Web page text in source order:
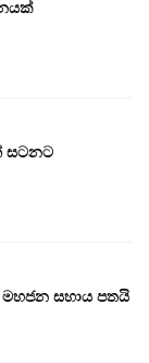
සටනට
සහාය පතයි